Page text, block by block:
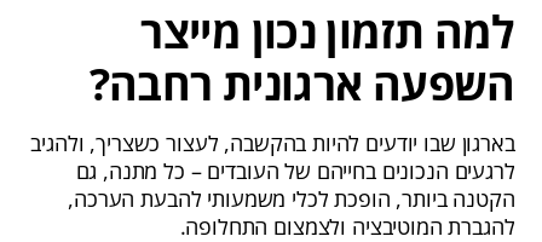
למה תזמון נכון מייצר
השפעה ארגונית רחבה?
בארגון שבו יודעים להיות בהקשבה, לעצור כשצריך, ולהגיב
לרגעים הנכונים בחייהם של העובדים – כל מתנה, גם
הקטנה ביותר, הופכת לכלי משמעותי להבעת הערכה,
להגברת המוטיבציה ולצמצום התחלופה.